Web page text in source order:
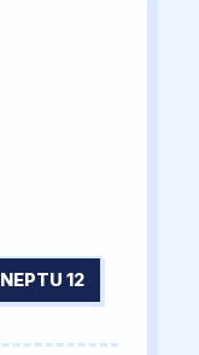
NEPTU 12